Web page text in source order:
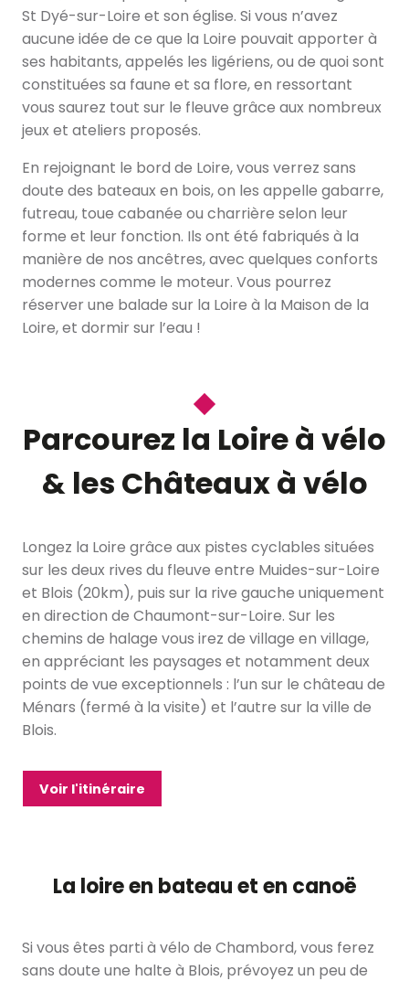
St Dyé-sur-Loire et son église. Si vous n’avez
aucune idée de ce que la Loire pouvait apporter à
ses habitants, appelés les ligériens, ou de quoi sont
constituées sa faune et sa flore, en ressortant
vous saurez tout sur le fleuve grâce aux nombreux
jeux et ateliers proposés.
En rejoignant le bord de Loire, vous verrez sans
doute des bateaux en bois, on les appelle gabarre,
futreau, toue cabanée ou charrière selon leur
forme et leur fonction. Ils ont été fabriqués à la
manière de nos ancêtres, avec quelques conforts
modernes comme le moteur. Vous pourrez
réserver une balade sur la Loire à la Maison de la
Loire, et dormir sur l’eau !
Parcourez la Loire à vélo
& les Châteaux à vélo
Longez la Loire grâce aux pistes cyclables situées
sur les deux rives du fleuve entre Muides-sur-Loire
et Blois (20km), puis sur la rive gauche uniquement
en direction de Chaumont-sur-Loire. Sur les
chemins de halage vous irez de village en village,
en appréciant les paysages et notamment deux
points de vue exceptionnels : l’un sur le château de
Ménars (fermé à la visite) et l’autre sur la ville de
Blois.
Voir l'itinéraire
La loire en bateau et en canoë
Si vous êtes parti à vélo de Chambord, vous ferez
sans doute une halte à Blois, prévoyez un peu de